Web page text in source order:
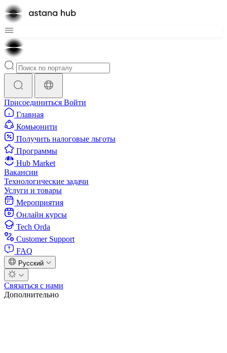
Присоединиться Войти
Главная
Комьюнити
Получить налоговые льготы
Программы
Hub Market
Вакансии
Технологические задачи
Услуги и товары
Мероприятия
Онлайн курсы
Tech Orda
Customer Support
FAQ
Русский
Связаться с нами
Дополнительно